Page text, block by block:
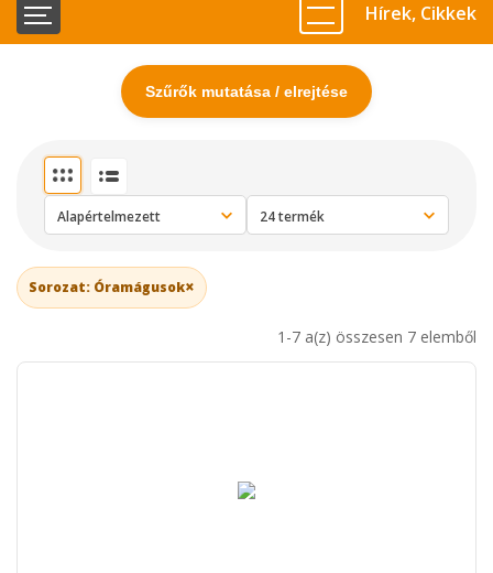
Hírek, Cikkek
Szűrők mutatása / elrejtése
Sorozat: Óramágusok×
1-7 a(z) összesen 7 elemből